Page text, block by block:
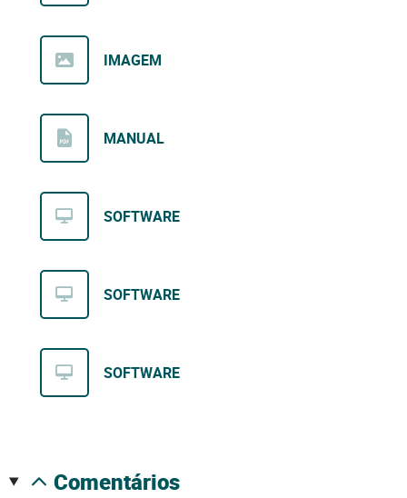
IMAGEM
MANUAL
SOFTWARE
SOFTWARE
SOFTWARE
comentários